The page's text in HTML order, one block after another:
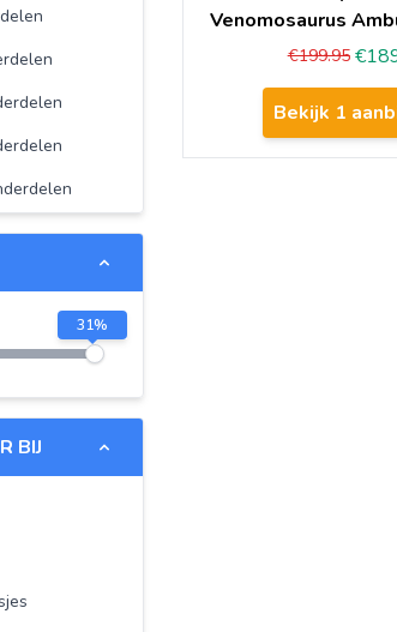
of Zelda
of Zelda
31%
BIJ
Venomosaurus
€199.95
Bekijk 1